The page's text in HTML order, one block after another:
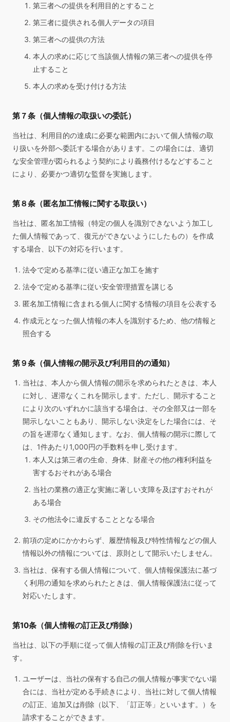
第三者への提供を利用目的とすること
第三者に提供される個人データの項目
第三者への提供の方法
本人の求めに応じて当該個人情報の第三者への提供を停
止すること
本人の求めを受け付ける方法
第７条（個人情報の取扱いの委託）
当社は、利用目的の達成に必要な範囲内において個人情報の取
り扱いを外部へ委託する場合があります。この場合には、適切
な安全管理が図られるよう契約により義務付けるなどすること
により、必要かつ適切な監督を実施します。
第８条（匿名加工情報に関する取扱い）
当社は、匿名加工情報（特定の個人を識別できないよう加工し
た個人情報であって、復元ができないようにしたもの）を作成
する場合、以下の対応を行います。
法令で定める基準に従い適正な加工を施す
法令で定める基準に従い安全管理措置を講じる
匿名加工情報に含まれる個人に関する情報の項目を公表する
作成元となった個人情報の本人を識別するため、他の情報と
照合する
第９条（個人情報の開示及び利用目的の通知）
当社は、本人から個人情報の開示を求められたときは、本人
に対し、遅滞なくこれを開示します。ただし、開示すること
により次のいずれかに該当する場合は、その全部又は一部を
開示しないこともあり、開示しない決定をした場合には、そ
の旨を遅滞なく通知します。なお、個人情報の開示に際して
は、1件あたり1,000円の手数料を申し受けます。
本人又は第三者の生命、身体、財産その他の権利利益を
害するおそれがある場合
当社の業務の適正な実施に著しい支障を及ぼすおそれが
ある場合
その他法令に違反することとなる場合
前項の定めにかかわらず、履歴情報及び特性情報などの個人
情報以外の情報については、原則として開示いたしません。
当社は、保有する個人情報について、個人情報保護法に基づ
く利用の通知を求められたときは、個人情報保護法に従って
対応いたします。
第10条（個人情報の訂正及び削除）
当社は、以下の手順に従って個人情報の訂正及び削除を行いま
す。
ユーザーは、当社の保有する自己の個人情報が事実でない場
合には、当社が定める手続きにより、当社に対して個人情報
の訂正、追加又は削除（以下、「訂正等」といいます。）を
請求することができます。